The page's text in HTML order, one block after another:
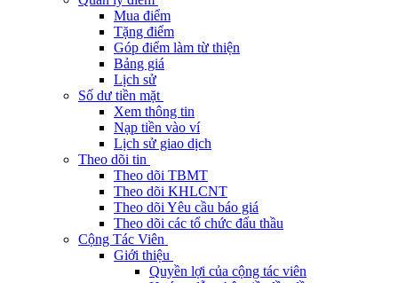
Mua điểm
Tặng điểm
Góp điểm làm từ thiện
Bảng giá
Lịch sử
Số dư tiền mặt
Xem thông tin
Nạp tiền vào ví
Lịch sử giao dịch
Theo dõi tin
Theo dõi TBMT
Theo dõi KHLCNT
Theo dõi Yêu cầu báo giá
Theo dõi các tổ chức đấu thầu
Cộng Tác Viên
Giới thiệu
Quyền lợi của cộng tác viên